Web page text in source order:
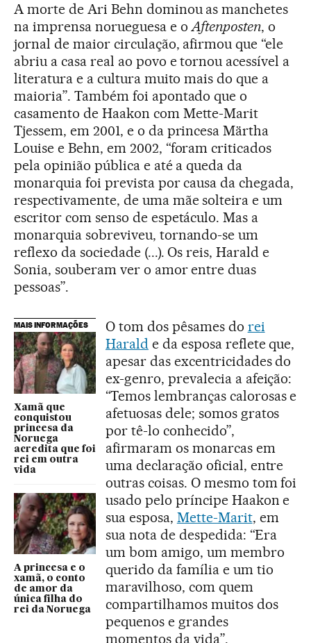
A morte de Ari Behn dominou as manchetes
na imprensa norueguesa e oAftenposten, o
jornal de maior circulação, afirmou que “ele
abriu a casa real ao povo e tornou acessível a
literatura e a cultura muito mais do que a
maioria”. Também foi apontado que o
casamento de Haakon com Mette-Marit
Tjessem, em 2001, e o da princesa Märtha
Louise e Behn, em 2002, “foram criticados
pela opinião pública e até a queda da
monarquia foi prevista por causa da chegada,
respectivamente, de uma mãe solteira e um
escritor com senso de espetáculo. Mas a
monarquia sobreviveu, tornando-se um
reflexo da sociedade (...). Os reis, Harald e
Sonia, souberam ver o amor entre duas
pessoas”.
MAIS INFORMAÇÕES
Xamã que
conquistou
princesa da
Noruega
acredita que foi
rei em outra
vida
A princesa e o
xamã, o conto
de amor da
única filha do
rei da Noruega
O tom dos pêsames do rei
Haralde da esposa reflete que,
apesar das excentricidades do
ex-genro, prevalecia a afeição:
“Temos lembranças calorosas e
afetuosas dele; somos gratos
por tê-lo conhecido”,
afirmaram os monarcas em
uma declaração oficial, entre
outras coisas. O mesmo tom foi
usado pelo príncipe Haakon e
sua esposa, Mette-Marit, em
sua nota de despedida: “Era
um bom amigo, um membro
querido da família e um tio
maravilhoso, com quem
compartilhamos muitos dos
pequenos e grandes
momentos da vida”.